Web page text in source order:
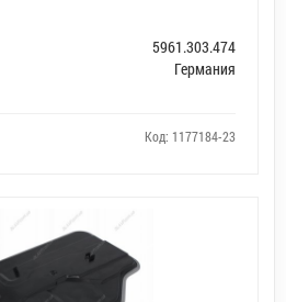
5961.303.474
Германия
Код: 1177184-23